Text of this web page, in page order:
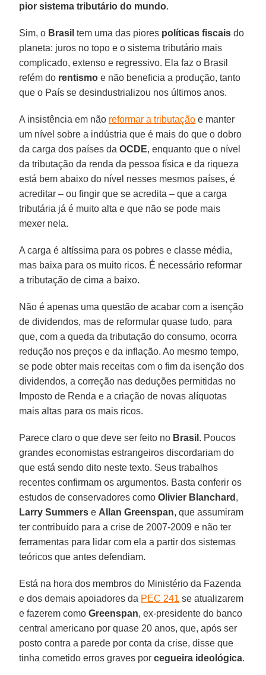
pior sistema tributário do mundo.
Sim, o Brasil tem uma das piores políticas fiscais do
planeta: juros no topo e o sistema tributário mais
complicado, extenso e regressivo. Ela faz o Brasil
refém do rentismo e não beneficia a produção, tanto
que o País se desindustrializou nos últimos anos.
A insistência em não reformar a tributação e manter
um nível sobre a indústria que é mais do que o dobro
da carga dos países daOCDE, enquanto que o nível
da tributação da renda da pessoa física e da riqueza
está bem abaixo do nível nesses mesmos países, é
acreditar – ou fingir que se acredita – que a carga
tributária já é muito alta e que não se pode mais
mexer nela.
A carga é altíssima para os pobres e classe média,
mas baixa para os muito ricos. É necessário reformar
a tributação de cima a baixo.
Não é apenas uma questão de acabar com a isenção
de dividendos, mas de reformular quase tudo, para
que, com a queda da tributação do consumo, ocorra
redução nos preços e da inflação. Ao mesmo tempo,
se pode obter mais receitas com o fim da isenção dos
dividendos, a correção nas deduções permitidas no
Imposto de Renda e a criação de novas alíquotas
mais altas para os mais ricos.
Parece claro o que deve ser feito no Brasil . Poucos
grandes economistas estrangeiros discordariam do
que está sendo dito neste texto. Seus trabalhos
recentes confirmam os argumentos. Basta conferir os
estudos de conservadores como Olivier Blanchard ,
Larry Summers e Allan Greenspan, que assumiram
ter contribuído para a crise de 2007-2009 e não ter
ferramentas para lidar com ela a partir dos sistemas
teóricos que antes defendiam.
Está na hora dos membros do Ministério da Fazenda
e dos demais apoiadores da PEC 241 se atualizarem
e fazerem comoGreenspan, ex-presidente do banco
central americano por quase 20 anos, que, após ser
posto contra a parede por conta da crise, disse que
tinha cometido erros graves porcegueira ideológica.